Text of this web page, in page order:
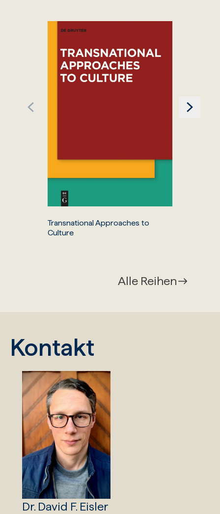
Transnational Approaches to
Culture
Alle Reihen
Kontakt
Dr. David F. Eisler